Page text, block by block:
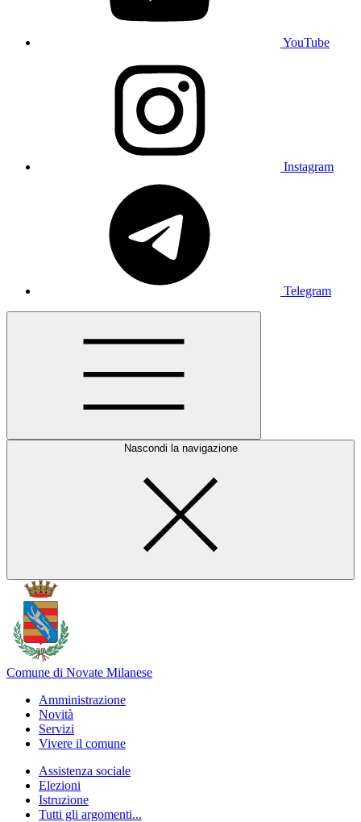
YouTube
Instagram
Telegram
Nascondi la navigazione
Comune di Novate Milanese
Amministrazione
Novità
Servizi
Vivere il comune
Assistenza sociale
Elezioni
Istruzione
Tutti gli argomenti...